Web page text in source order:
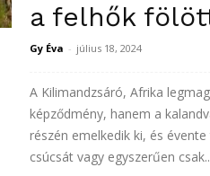
a felhők
Gy Éva - július 18, 2024
A Kilimandzsáró, Afrika
képződmény, hanem a
részén emelkedik ki, és
csúcsát vagy egyszerűen